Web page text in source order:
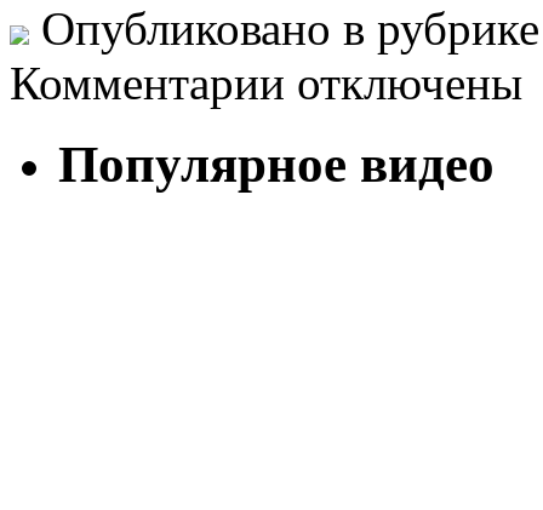
Опубликовано в
Комментарии отключены
Популярное видео